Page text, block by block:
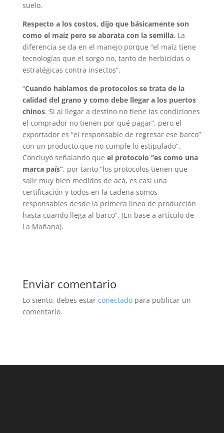
suelo.
Respecto a los costos, dijo que básicamente son
como el maíz pero se abarata con la semilla. La
diferencia se da en el manejo porque “el maíz tiene
tecnologías que el sorgo no, tanto de herbicidas o
estratégicas contra insectos”.
“Cuando hablamos de protocolos se trata de la
calidad del grano y como debe llegar a los puertos
chinos. Si al llegar a destino no tiene las condiciones
el comprador no tienen por qué pagar”, pero el
exportador es “el responsable de regresar ese barco”
con un producto que no cumple lo estipulado”.
Concluyó señalando que el protocolo “es como una
marca país”, por tanto “los protocolos tienen que
salir muy bien medidos de acá, es casi una
certificación y todos en la cadena somos
responsables desde la primera línea de producción
hasta cuando llega al barco”. (En base a artículo de
La Mañana).
Enviar comentario
Lo siento, debes estar conectadopara publicar un
comentario.